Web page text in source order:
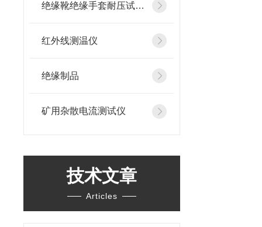
绝缘靴绝缘手套耐压试验装置
红外线测温仪
绝缘制品
矿用杂散电流测试仪
技术文章
Articles